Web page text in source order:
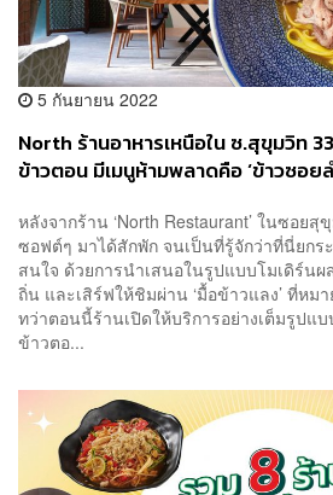
5 กันยายน 2022
North ร้านอาหารเหนือใน ซ.สุขุมวิท
ข้าวตอน มีเมนูห้ามพลาดคือ ‘ข้าวซอยล
หลังจากร้าน ‘North Restaurant’ ในซอย
ซอฟต์ๆ มาได้สักพัก จนเป็นที่รู้จักว่าที่นี่ยกร
สนใจ ด้วยการนำเสนอในรูปแบบโมเดิร์น
ถิ่น และเสิร์ฟให้ชิมผ่าน ‘มื้อข้าวแลง’ ที่หม
ทว่าตอนนี้ร้านเปิดให้บริการอย่างเต็มรูปแบ
ข้าวตอ...